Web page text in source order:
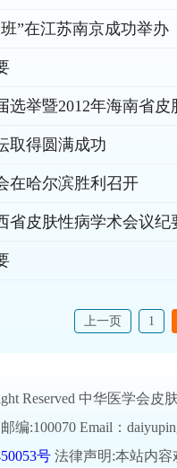
”在江苏南京成功举办
举暨2012年海南省
取得圆满成功
在哈尔滨胜利召开
省皮肤性病学术会议纪
上一页 1
Reserved 中华医学会
:100070 Email：
号法律声明:本站内容